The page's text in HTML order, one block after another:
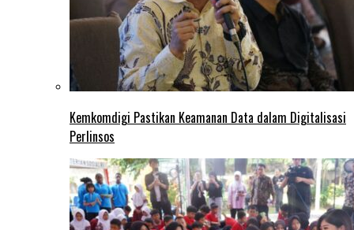
Kemkomdigi Pastikan Keamanan Data dalam Digitalisasi
Perlinsos